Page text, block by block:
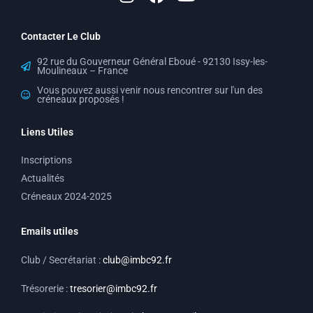
s
g
r
a
c
o
k
b
Contacter Le Club
92 rue du Gouverneur Général Eboué - 92130 Issy-les-
Moulineaux – France
Vous pouvez aussi venir nous rencontrer sur l'un des
créneaux proposés !
Liens Utiles
Inscriptions
Actualités
Créneaux 2024-2025
Emails utiles
Club / Secrétariat :club@imbc92.fr
Trésorerie :tresorier@imbc92.fr